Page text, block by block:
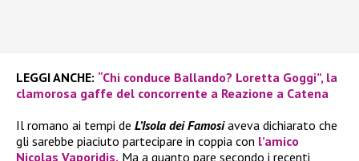
LEGGI ANCHE: “Chi conduce Ballando? Loretta Goggi”, la
clamorosa gaffe del concorrente a Reazione a Catena
Il romano ai tempi de L’Isola dei Famosiaveva dichiarato che
gli sarebbe piaciuto partecipare in coppia con l’amico
Nicolas Vaporidis. Ma a quanto pare secondo i recenti